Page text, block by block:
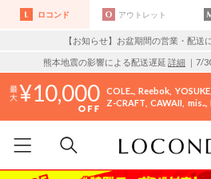
ロコンド アウトレット
【お知らせ】お盆期間の営業・配送
熊本地震の影響による配送遅延 詳細 ｜7/
10,000 COLE.. Reebok YOSUKE
Z-CRAFT CAWAII mis..